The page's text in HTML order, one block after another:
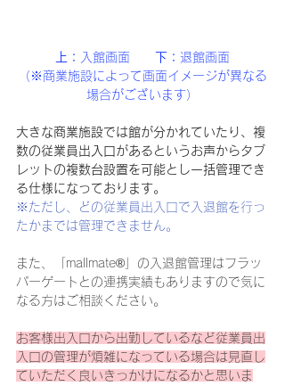
上： 入館画面 下： 退館画面
（※商業施設によって画面イメージが異なる
場合がございます）
大きな商業施設では館が分かれていたり、複
数の従業員出入口があるというお声からタブ
レットの複数台設置を可能とし一括管理でき
る仕様になっております。
※ただし、どの従業員出入口で入退館を行っ
たかまでは管理できません。
また、「mallmate®」の入退館管理はフラッ
パーゲートとの連携実績もありますので気に
なる方はご相談ください。
お客様出入口から出勤しているなど従業員出
入口の管理が煩雑になっている場合は見直し
ていただく良いきっかけになるかと思いま